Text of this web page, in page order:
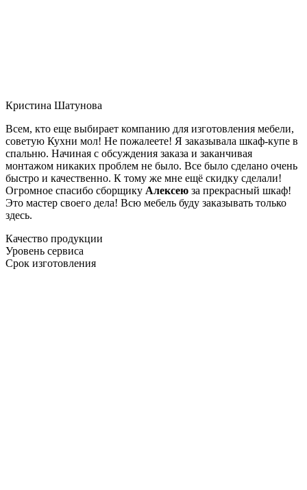
Кристина Шатунова
Всем, кто еще выбирает компанию для изготовления мебели,
советую Кухни мол! Не пожалеете! Я заказывала шкаф-купе в
спальню. Начиная с обсуждения заказа и заканчивая
монтажом никаких проблем не было. Все было сделано очень
быстро и качественно. К тому же мне ещё скидку сделали!
Огромное спасибо сборщику Алексею за прекрасный шкаф!
Это мастер своего дела! Всю мебель буду заказывать только
здесь.
Качество продукции
Уровень сервиса
Срок изготовления